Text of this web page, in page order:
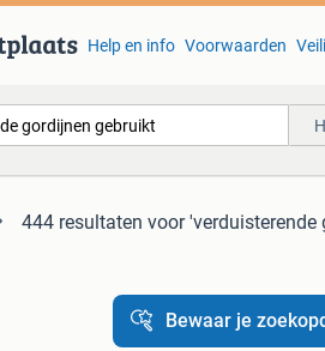
Help en info Voorwaarden
444 resultaten voor 'verduisterende
Bewaar je